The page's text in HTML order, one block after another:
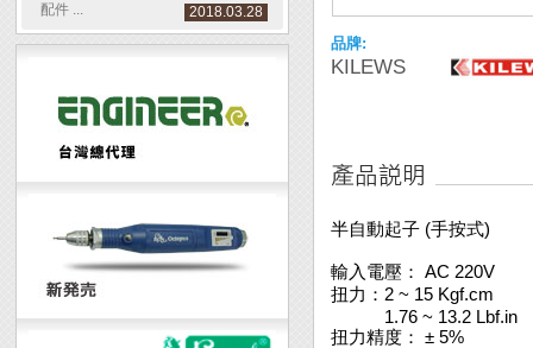
配件 ...
2018.03.28
品牌:
KILEWS
半自動起子 (手按式)
輸入電壓： AC 220V
扭力：2 ~ 15 Kgf.cm
1.76 ~ 13.2 Lbf.in
扭力精度： ± 5%